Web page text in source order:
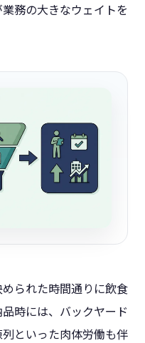
務の大きなウェイトを
られた時間通りに飲食
時には、バックヤード
といった肉体労働も伴